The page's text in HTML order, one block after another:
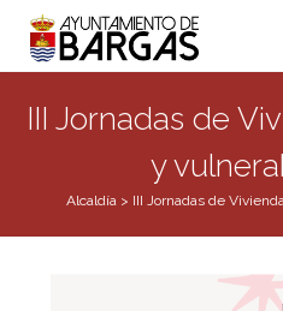
III Jornadas de
y
Alcaldía> III Jornadas de